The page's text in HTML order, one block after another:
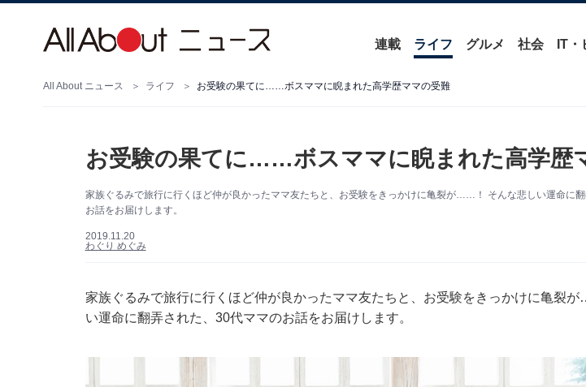
連載 ライフ グルメ 社会 IT・
All About ニュース ライフ お受験の果てに……ボスママに睨まれた高学歴ママの受難
お受験の果てに……ボスママに睨まれた高学歴
家族ぐるみで旅行に行くほど仲が良かったママ友たちと、お受験をきっかけに亀裂が……！ そんな悲しい運命に
お話をお届けします。
2019.11.20
わぐり めぐみ
家族ぐるみで旅行に行くほど仲が良かったママ友たちと、お受験をきっかけに亀裂
い運命に翻弄された、30代ママのお話をお届けします。